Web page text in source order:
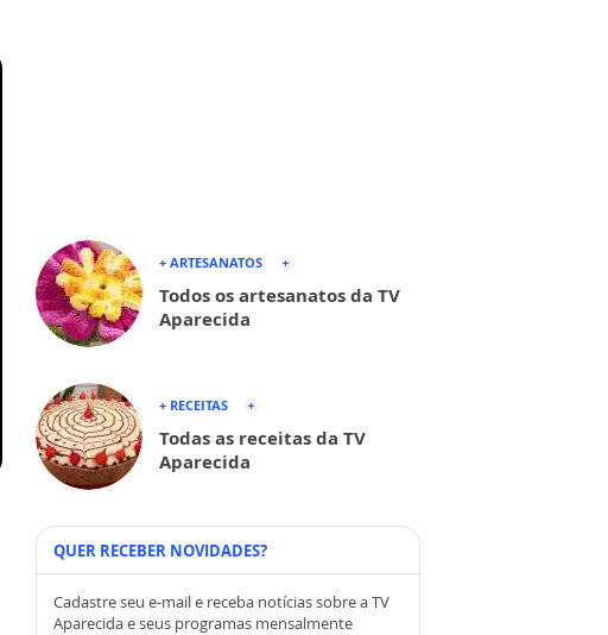
+ ARTESANATOS
Todos os artesanatos da TV
Aparecida
+ RECEITAS
Todas as receitas da TV
Aparecida
QUER RECEBER NOVIDADES?
Cadastre seu e-mail e receba notícias sobre a TV
Aparecida e seus programas mensalmente